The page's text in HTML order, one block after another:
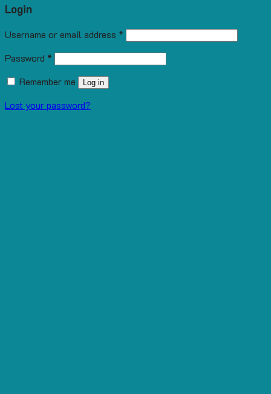
Login
Username or email address *
Password *
Remember me
Log in
Lost your password?